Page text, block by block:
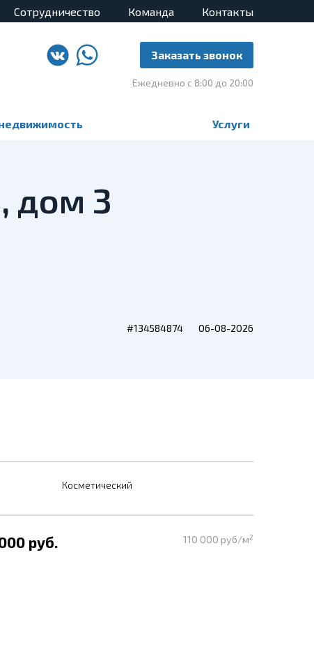
Сотрудничество Команда Контакты
Заказать звонок
Ежедневно с 8:00 до 20:00
Услуги
дом 3
#134584874 06-08-2026
Косметический
руб. 110 000 руб/м2